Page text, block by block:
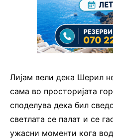
Лијам вели дека Шерил
сама во просторијата
споделува дека бил
светлата се палат и се
ужасни моменти кога